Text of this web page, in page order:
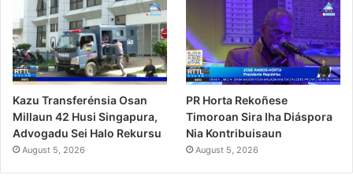
Kazu Transferénsia Osan
Millaun 42 Husi Singapura,
Advogadu Sei Halo Rekursu
August 5, 2026
PR Horta Rekoñese
Timoroan Sira Iha Diáspora
Nia Kontribuisaun
August 5, 2026